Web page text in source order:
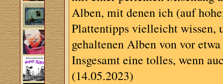
Alben, mit denen ich (auf
Plattentipps vielleicht wissen,
gehaltenen Alben von vor
Insgesamt eine tolles, wenn
(14.05.2023)